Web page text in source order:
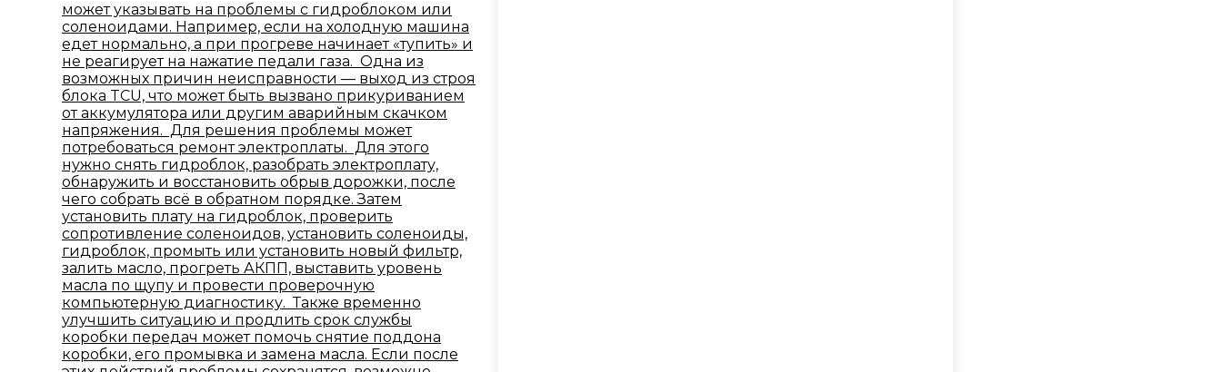
может указывать на проблемы с гидроблоком или
соленоидами. Например, если на холодную машина
едет нормально, а при прогреве начинает «тупить» и
не реагирует на нажатие педали газа. Одна из
возможных причин неисправности — выход из строя
блока TCU, что может быть вызвано прикуриванием
от аккумулятора или другим аварийным скачком
напряжения. Для решения проблемы может
потребоваться ремонт электроплаты. Для этого
нужно снять гидроблок, разобрать электроплату,
обнаружить и восстановить обрыв дорожки, после
чего собрать всё в обратном порядке. Затем
установить плату на гидроблок, проверить
сопротивление соленоидов, установить соленоиды,
гидроблок, промыть или установить новый фильтр,
залить масло, прогреть АКПП, выставить уровень
масла по щупу и провести проверочную
компьютерную диагностику. Также временно
улучшить ситуацию и продлить срок службы
коробки передач может помочь снятие поддона
коробки, его промывка и замена масла. Если после